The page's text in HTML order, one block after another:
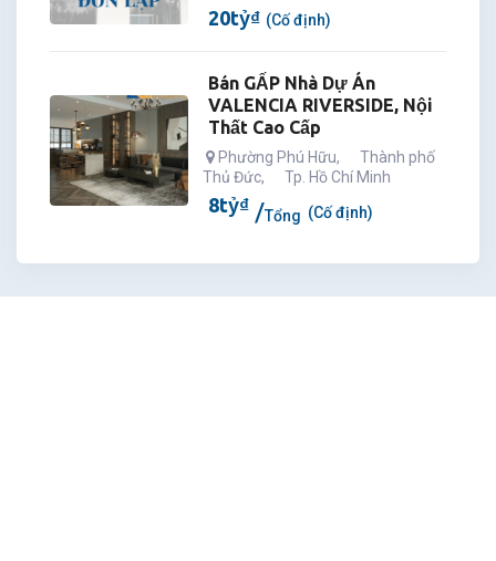
20tỷ₫ (Cố định)
Bán GẤP Nhà Dự Án
VALENCIA RIVERSIDE, Nội
Thất Cao Cấp
Phường Phú Hữu,
Thành phố
Thủ Đức, Tp. Hồ Chí Minh
8tỷ₫ Tổng (Cố định)